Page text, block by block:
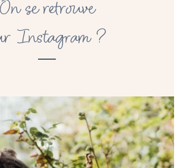
On se retrouve
Instagram ?